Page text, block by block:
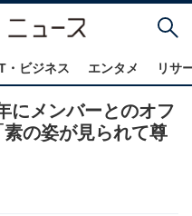
・ビジネス エンタメ リサ
にメンバーとのオフ
の姿が見られて尊